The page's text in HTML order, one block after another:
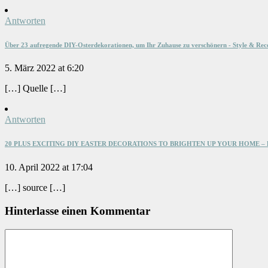
Antworten
Über 23 aufregende DIY-Osterdekorationen, um Ihr Zuhause zu verschönern - Style &
5. März 2022 at 6:20
[…] Quelle […]
Antworten
20 PLUS EXCITING DIY EASTER DECORATIONS TO BRIGHTEN UP YOUR HOME
10. April 2022 at 17:04
[…] source […]
Hinterlasse einen Kommentar